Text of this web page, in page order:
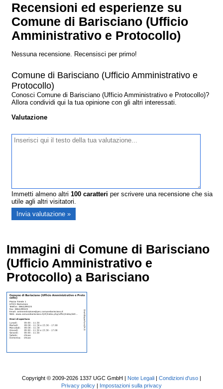
Recensioni ed esperienze su
Comune di Barisciano (Ufficio
Amministrativo e Protocollo)
Nessuna recensione. Recensisci per primo!
Comune di Barisciano (Ufficio Amministrativo e
Protocollo)
Conosci Comune di Barisciano (Ufficio Amministrativo e Protocollo)?
Allora condividi qui la tua opinione con gli altri interessati.
Valutazione
Immetti almeno altri100 caratteri per scrivere una recensione che sia
utile agli altri visitatori.
Immagini di Comune di Barisciano
(Ufficio Amministrativo e
Protocollo) a Barisciano
Copyright © 2009-2026 1337 UGC GmbH | Note Legali| Condizioni d'uso|
Privacy policy| Impostazioni sulla privacy